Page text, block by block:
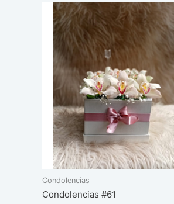
Condolencias
Condolencias #61